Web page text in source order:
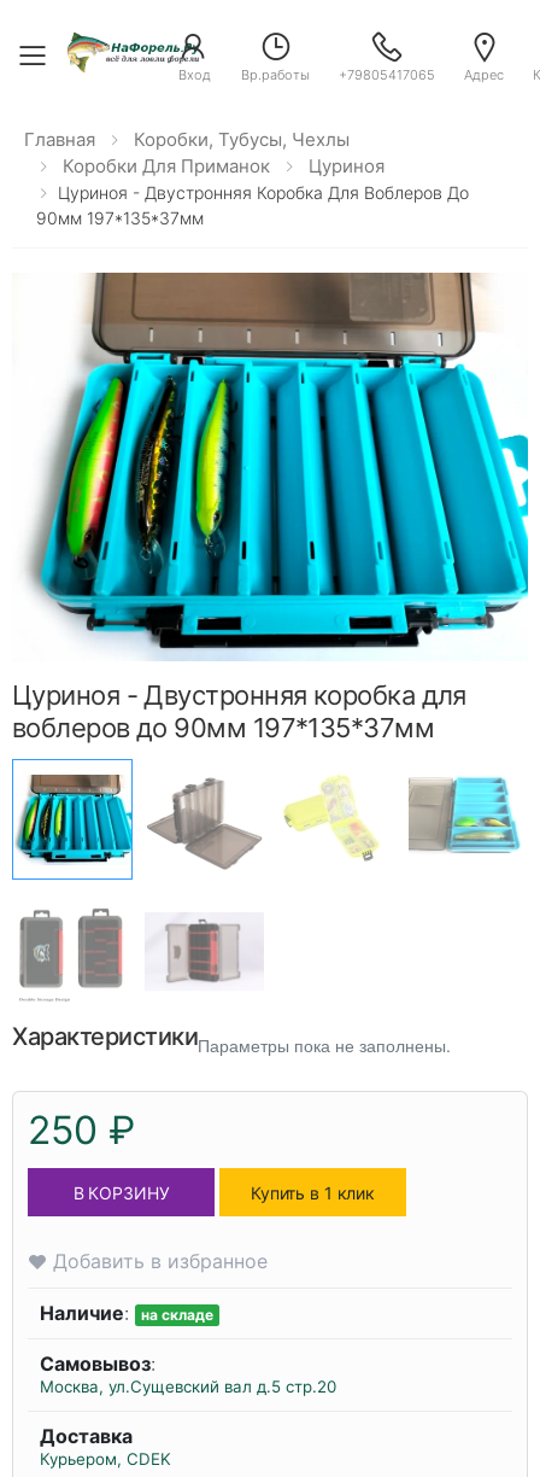
Toggle menu
Вход Вр.работы +79805417065 Адрес
Главная
Коробки, Тубусы, Чехлы
Коробки Для Приманок
Цуриноя
Цуриноя - Двустронняя Коробка Для Воблеров До
90мм 197*135*37мм
Цуриноя - Двустронняя коробка для
воблеров до 90мм 197*135*37мм
ХарактеристикиПараметры пока не заполнены.
250 ₽
В КОРЗИНУ Купить в 1 клик
Добавить в избранное
Наличие: на складе
Самовывоз:
Москва, ул.Сущевский вал д.5 стр.20
Доставка
Курьером, CDEK